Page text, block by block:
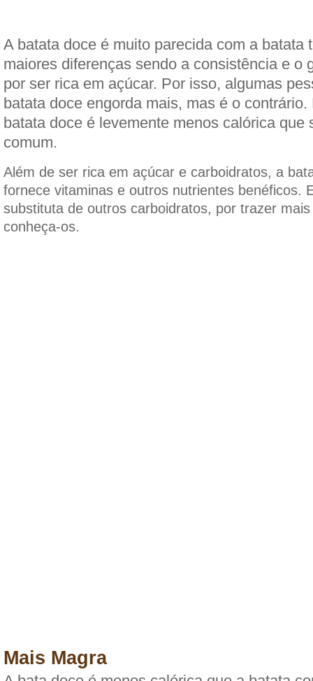
A batata doce é muito parecida com a batata
maiores diferenças sendo a consistência e o
por ser rica em açúcar. Por isso, algumas
batata doce engorda mais, mas é o contrário.
batata doce é levemente menos calórica que
comum.
Além de ser rica em açúcar e carboidratos, a
fornece vitaminas e outros nutrientes benéficos.
substituta de outros carboidratos, por trazer
conheça-os.
Mais Magra